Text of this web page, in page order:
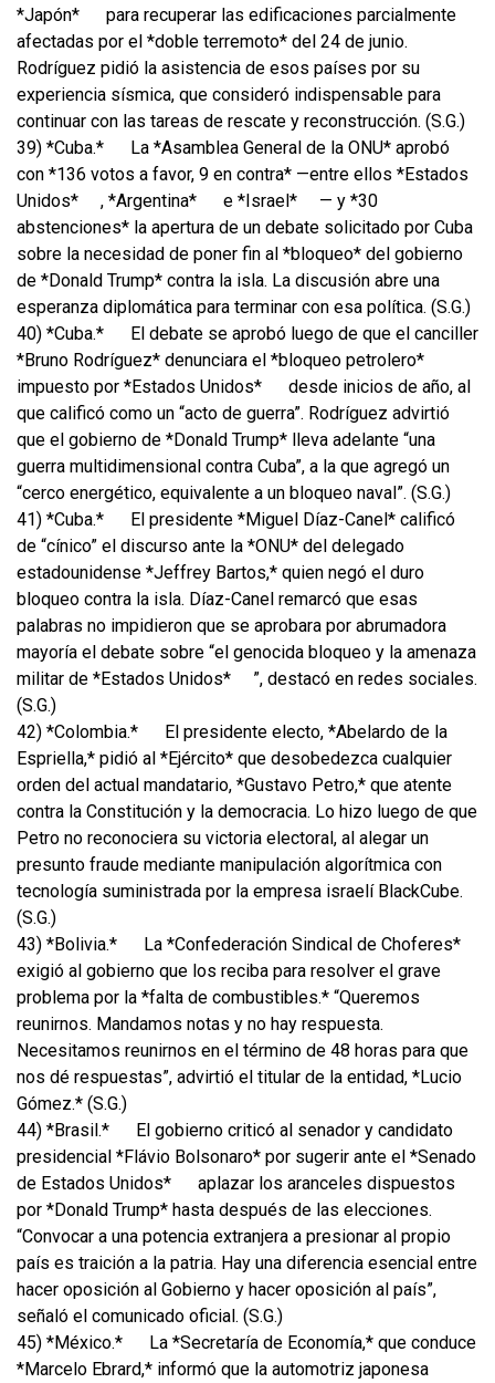
*Japón*
para recuperar las edificaciones parcialmente
afectadas por el *doble terremoto* del 24 de junio.
Rodríguez pidió la asistencia de esos países por su
experiencia sísmica, que consideró indispensable para
continuar con las tareas de rescate y reconstrucción. (S.G.)
39) *Cuba.*
La *Asamblea General de la ONU* aprobó
con *136 votos a favor, 9 en contra* —entre ellos *Estados
Unidos*
, *Argentina* e *Israel*
— y *30
abstenciones* la apertura de un debate solicitado por Cuba
sobre la necesidad de poner fin al *bloqueo* del gobierno
de *Donald Trump* contra la isla. La discusión abre una
esperanza diplomática para terminar con esa política. (S.G.)
40) *Cuba.*
El debate se aprobó luego de que el canciller
*Bruno Rodríguez* denunciara el *bloqueo petrolero*
impuesto por *Estados Unidos*
desde inicios de año, al
que calificó como un “acto de guerra”. Rodríguez advirtió
que el gobierno de *Donald Trump* lleva adelante “una
guerra multidimensional contra Cuba”, a la que agregó un
“cerco energético, equivalente a un bloqueo naval”. (S.G.)
41) *Cuba.*
El presidente *Miguel Díaz-Canel* calificó
de “cínico” el discurso ante la *ONU* del delegado
estadounidense *Jeffrey Bartos,* quien negó el duro
bloqueo contra la isla. Díaz-Canel remarcó que esas
palabras no impidieron que se aprobara por abrumadora
mayoría el debate sobre “el genocida bloqueo y la amenaza
militar de *Estados Unidos*
”, destacó en redes sociales.
(S.G.)
42) *Colombia.*
El presidente electo, *Abelardo de la
Espriella,* pidió al *Ejército* que desobedezca cualquier
orden del actual mandatario, *Gustavo Petro,* que atente
contra la Constitución y la democracia. Lo hizo luego de que
Petro no reconociera su victoria electoral, al alegar un
presunto fraude mediante manipulación algorítmica con
tecnología suministrada por la empresa israelí BlackCube.
(S.G.)
43) *Bolivia.*
La *Confederación Sindical de Choferes*
exigió al gobierno que los reciba para resolver el grave
problema por la *falta de combustibles.* “Queremos
reunirnos. Mandamos notas y no hay respuesta.
Necesitamos reunirnos en el término de 48 horas para que
nos dé respuestas”, advirtió el titular de la entidad, *Lucio
Gómez.* (S.G.)
44) *Brasil.*
El gobierno criticó al senador y candidato
presidencial *Flávio Bolsonaro* por sugerir ante el *Senado
de Estados Unidos*
aplazar los aranceles dispuestos
por *Donald Trump* hasta después de las elecciones.
“Convocar a una potencia extranjera a presionar al propio
país es traición a la patria. Hay una diferencia esencial entre
hacer oposición al Gobierno y hacer oposición al país”,
señaló el comunicado oficial. (S.G.)
45) *México.*
La *Secretaría de Economía,* que conduce
*Marcelo Ebrard,* informó que la automotriz japonesa